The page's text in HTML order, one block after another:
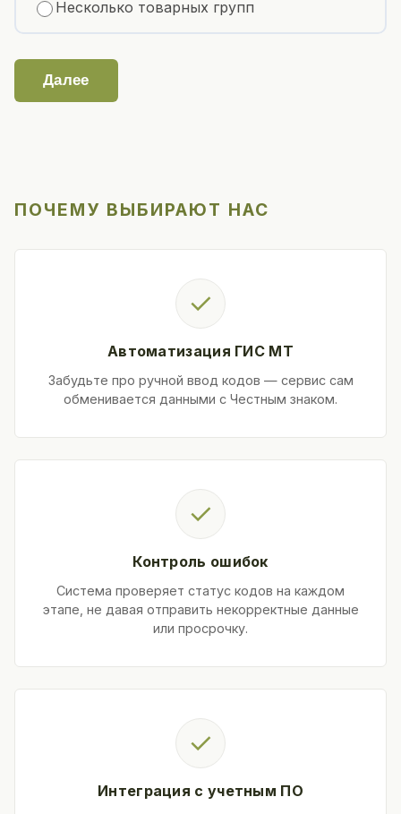
Несколько товарных групп
Далее
ПОЧЕМУ ВЫБИРАЮТ НАС
✓
Автоматизация ГИС МТ
Забудьте про ручной ввод кодов — сервис сам
обменивается данными с Честным знаком.
✓
Контроль ошибок
Система проверяет статус кодов на каждом
этапе, не давая отправить некорректные данные
или просрочку.
✓
Интеграция с учетным ПО